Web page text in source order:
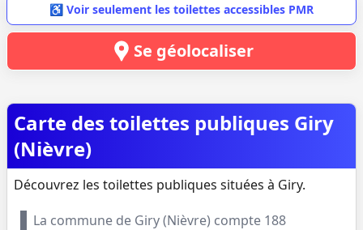
♿ Voir seulement les toilettes accessibles PMR
Se géolocaliser
Carte des toilettes publiques Giry
(Nièvre)
Découvrez les toilettes publiques situées à Giry.
La commune de Giry(Nièvre) compte 188